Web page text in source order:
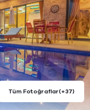
Tüm Fotoğraflar(+37)